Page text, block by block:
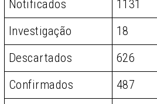
Notificados 1131
Investigação
18
Descartados
626
Confirmados
487